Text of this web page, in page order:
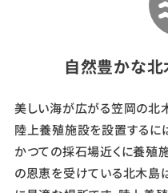
上
養
殖
自然豊かな
美しい海が広がる笠岡の北
陸上養殖施設を設置するに
かつての採石場近くに養殖
の恩恵を受けている北木島